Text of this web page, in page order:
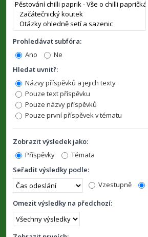
Prohledávat subfóra:
Ano
Ne
Hledat uvnitř:
Názvy příspěvků a jejich texty
Pouze text příspěvku
Pouze názvy příspěvků
Pouze první příspěvek v tématu
Zobrazit výsledek jako:
Příspěvky
Témata
Seřadit výsledky podle:
Vzestupně
Omezit výsledky na předchozí: